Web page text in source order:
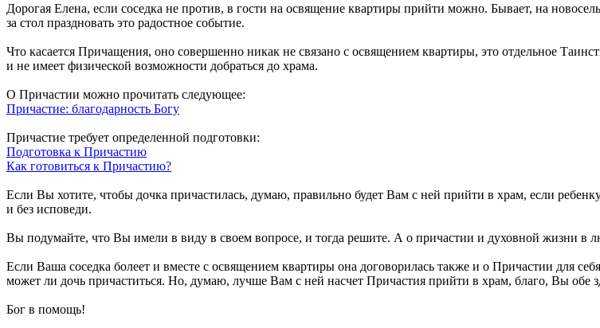
Дорогая Елена, если соседка не против, в гости на освящение квартиры прийти можно. Бывает, на
за стол праздновать это радостное событие.
Что касается Причащения, оно совершенно никак не связано с освящением квартиры, это отдельное
и не имеет физической возможности добраться до храма.
О Причастии можно прочитать следующее:
Причастие: благодарность Богу
Причастие требует определенной подготовки:
Подготовка к Причастию
Как готовиться к Причастию?
Если Вы хотите, чтобы дочка причастилась, думаю, правильно будет Вам с ней прийти в храм, если
и без исповеди.
Вы подумайте, что Вы имели в виду в своем вопросе, и тогда решите. А о причастии и духовной жизни в
Если Ваша соседка болеет и вместе с освящением квартиры она договорилась также и о Причастии для
может ли дочь причаститься. Но, думаю, лучше Вам с ней насчет Причастия прийти в храм, благо, Вы обе
Бог в помощь!